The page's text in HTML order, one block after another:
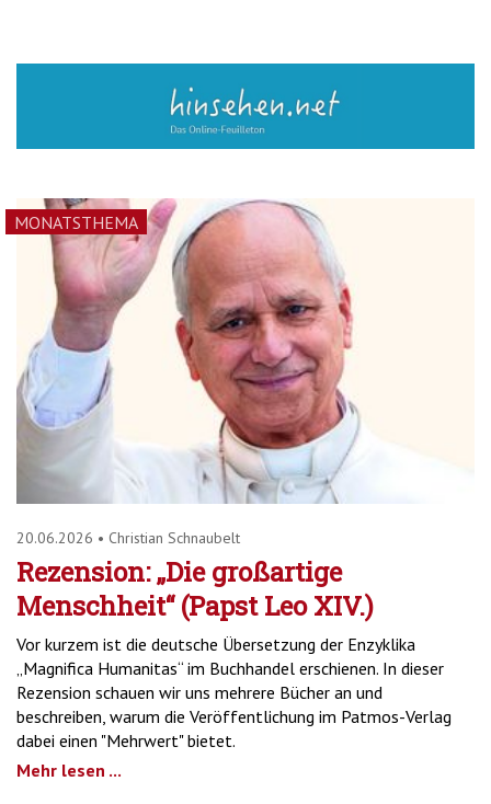
MONATSTHEMA
20.06.2026 • Christian Schnaubelt
Rezension: „Die großartige
Menschheit“ (Papst Leo XIV.)
Vor kurzem ist die deutsche Übersetzung der Enzyklika
„Magnifica Humanitas“ im Buchhandel erschienen. In dieser
Rezension schauen wir uns mehrere Bücher an und
beschreiben, warum die Veröffentlichung im Patmos-Verlag
dabei einen "Mehrwert" bietet.
Mehr lesen ...